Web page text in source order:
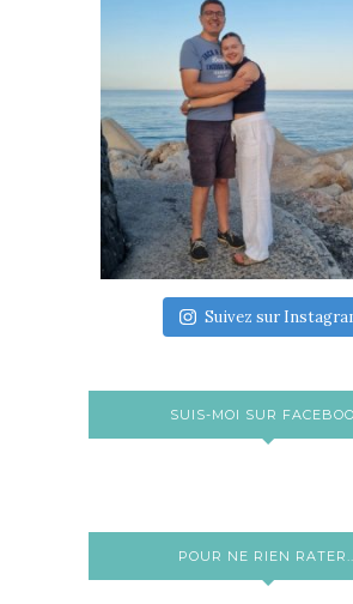
Suivez sur
SUIS-MOI SUR
POUR NE RIEN